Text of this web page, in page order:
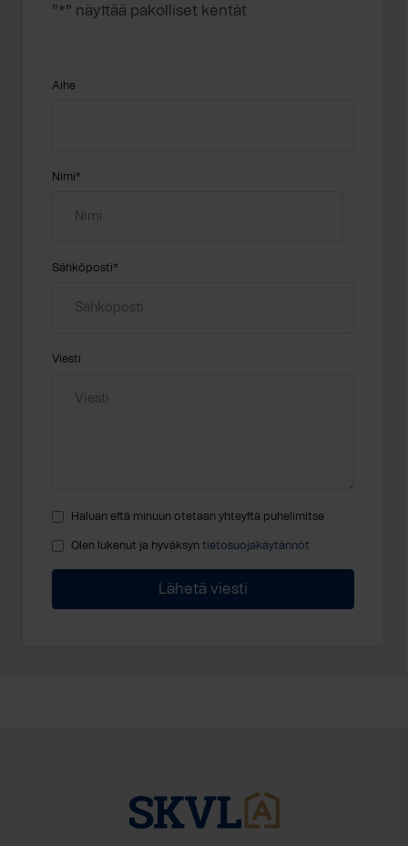
"*" näyttää pakolliset kentät
Aihe
Nimi*
Sähköposti*
Viesti
Haluan että minuun otetaan yhteyttä puhelimitse
Olen lukenut ja hyväksyn tietosuojakäytännöt